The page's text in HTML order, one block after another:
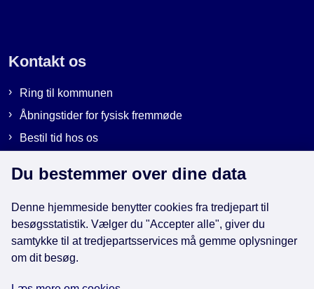
Kontakt os
Ring til kommunen
Åbningstider for fysisk fremmøde
Bestil tid hos os
Genveje
EAN-numre i kommunen
Du bestemmer over dine data
Denne hjemmeside benytter cookies fra tredjepart til
besøgsstatistik. Vælger du "Accepter alle", giver du
samtykke til at tredjepartsservices må gemme oplysninger
om dit besøg.